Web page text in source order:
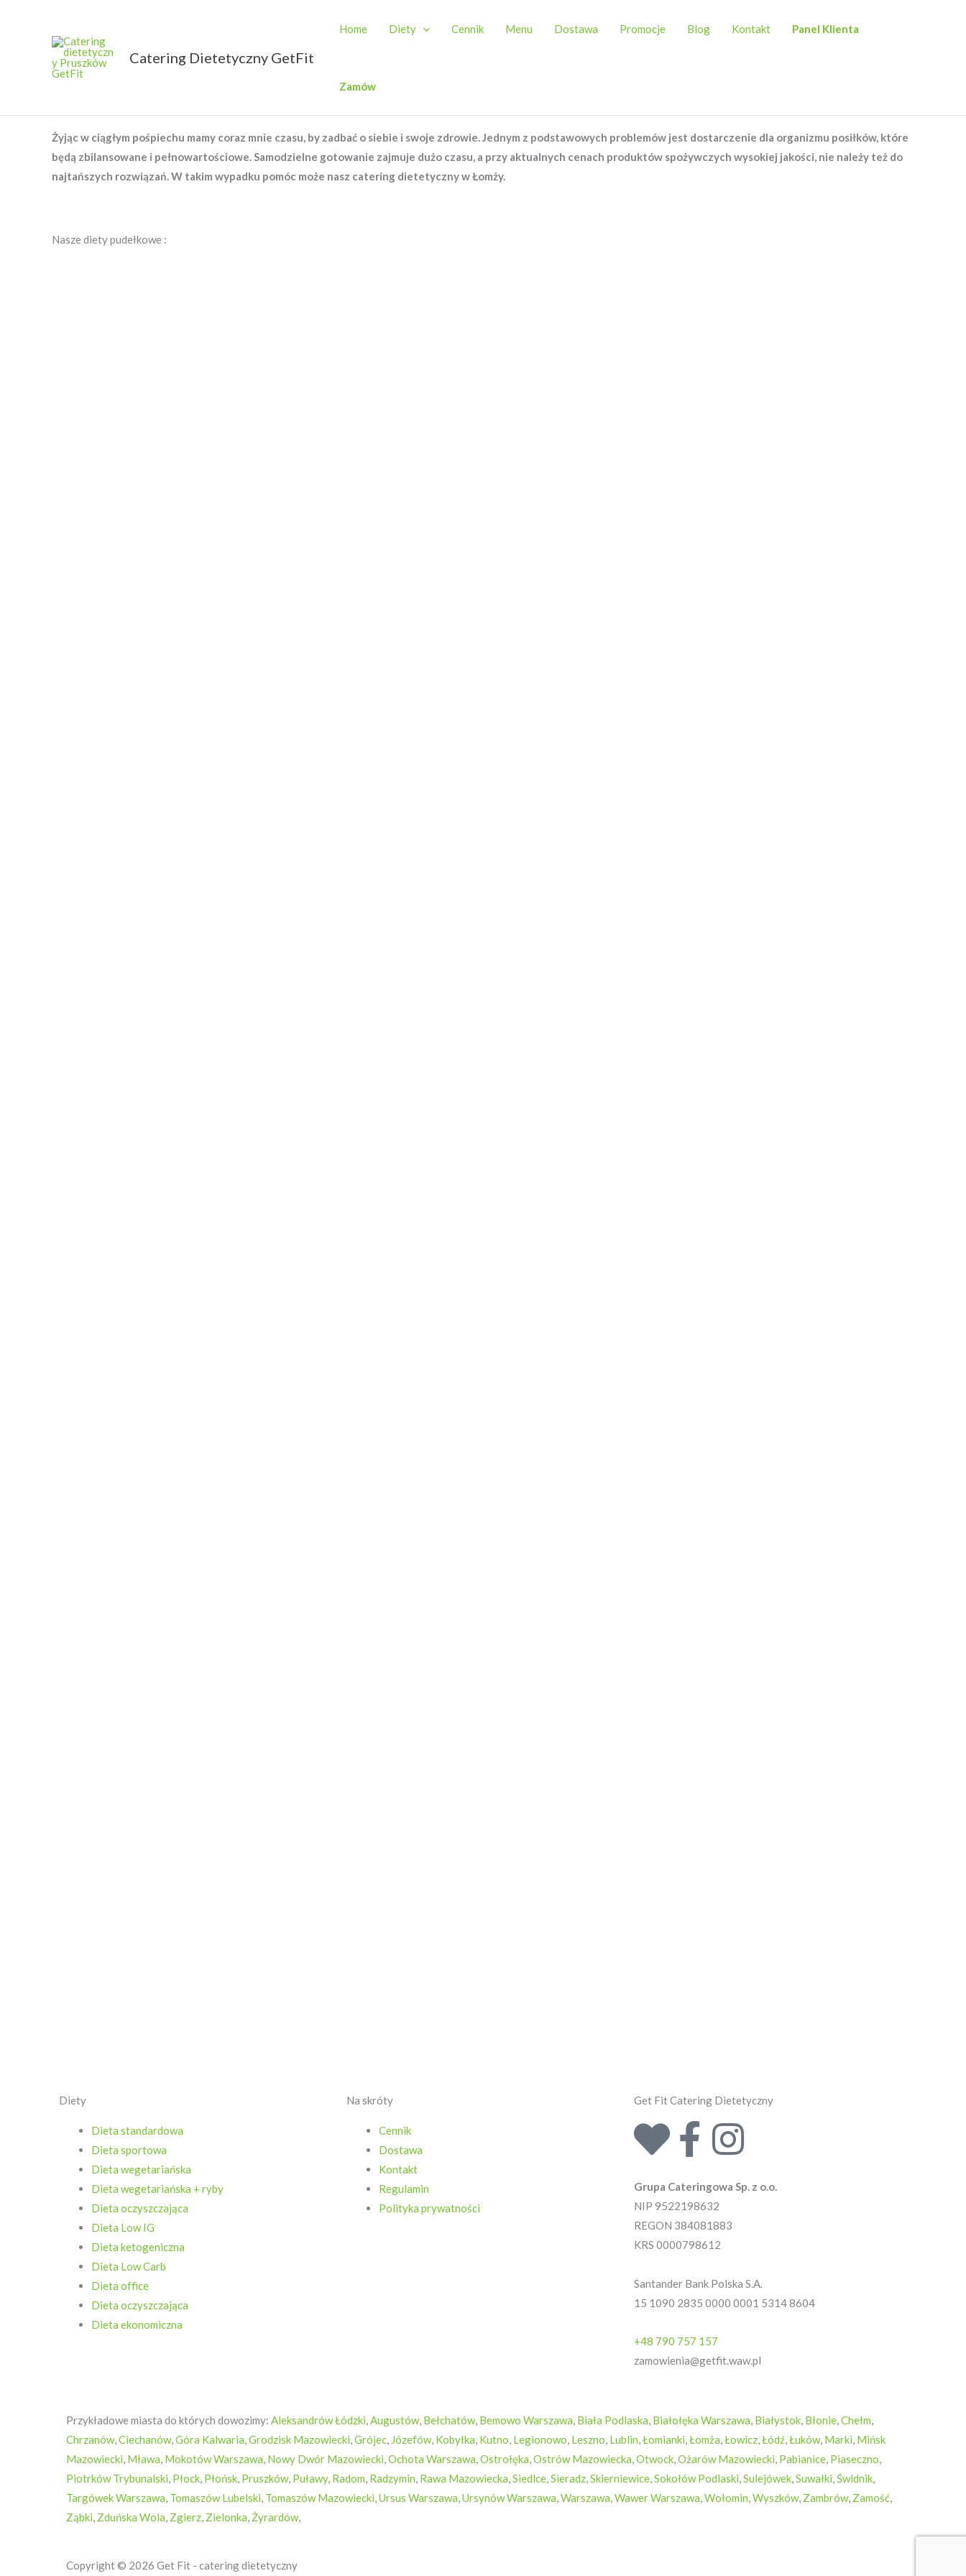
Catering Dietetyczny GetFit
Home Diety Cennik Menu Dostawa Promocje Blog Kontakt Panel Klienta
Zamów
Żyjąc w ciągłym pośpiechu mamy coraz mnie czasu, by zadbać o siebie i swoje zdrowie. Jednym z podstawowych problemów jest dostarczenie dla organizmu posiłków, które
będą zbilansowane i pełnowartościowe. Samodzielne gotowanie zajmuje dużo czasu, a przy aktualnych cenach produktów spożywczych wysokiej jakości, nie należy też do
najtańszych rozwiązań. W takim wypadku pomóc może nasz catering dietetyczny w Łomży.
Nasze diety pudełkowe :
Diety
Dieta standardowa
Dieta sportowa
Dieta wegetariańska
Dieta wegetariańska + ryby
Dieta oczyszczająca
Dieta Low IG
Dieta ketogeniczna
Dieta Low Carb
Dieta office
Dieta oczyszczająca
Dieta ekonomiczna
Na skróty
Cennik
Dostawa
Kontakt
Regulamin
Polityka prywatności
Get Fit Catering Dietetyczny
H
e
a
r
t
F
a
c
e
b
o
o
-
f
I
n
s
a
g
r
m
Grupa Cateringowa Sp. z o.o.
NIP 9522198632
REGON 384081883
KRS 0000798612
Santander Bank Polska S.A.
15 1090 2835 0000 0001 5314 8604
+48 790 757 157
zamowienia@getfit.waw.pl
Przykładowe miasta do których dowozimy: Aleksandrów Łódzki,Augustów, Bełchatów, Bemowo Warszawa, Biała Podlaska, Białołęka Warszawa, Białystok, Błonie,Chełm,
Chrzanów,Ciechanów,Góra Kalwaria,Grodzisk Mazowiecki,Grójec, Józefów, Kobyłka, Kutno, Legionowo, Leszno, Lublin,Łomianki,Łomża,Łowicz,Łódź,Łuków, Marki, Mińsk
Mazowiecki, Mława, Mokotów Warszawa, Nowy Dwór Mazowiecki,Ochota Warszawa,Ostrołęka,Ostrów Mazowiecka,Otwock,Ożarów Mazowiecki, Pabianice, Piaseczno,
Piotrków Trybunalski, Płock, Płońsk, Pruszków, Puławy, Radom, Radzymin, Rawa Mazowiecka,Siedlce,Sieradz,Skierniewice,Sokołów Podlaski,Sulejówek,Suwałki,Świdnik,
Targówek Warszawa, Tomaszów Lubelski, Tomaszów Mazowiecki,Ursus Warszawa,Ursynów Warszawa,Warszawa,Wawer Warszawa,Wołomin,Wyszków, Zambrów, Zamość,
Ząbki, Zduńska Wola, Zgierz, Zielonka, Żyrardów,
Copyright © 2026 Get Fit - catering dietetyczny